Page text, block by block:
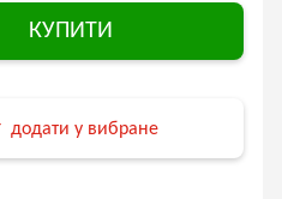
КУПИТИ
додати у вибране